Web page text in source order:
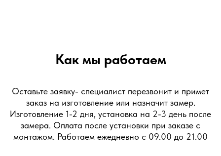
Как мы работаем
Оставьте заявку- специалист перезвонит и примет
заказ на изготовление или назначит замер.
Изготовление 1-2 дня, установка на 2-3 день после
замера. Оплата после установки при заказе с
монтажом. Работаем ежедневно с 09.00 до 21.00